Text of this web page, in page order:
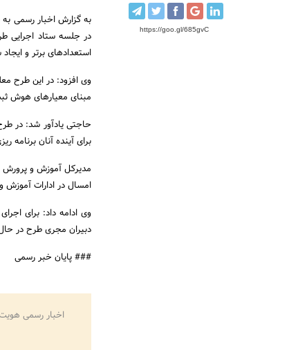
https://goo.gl/685gvC
به گزارش اخبار رسمی
در جلسه ستاد اجرایی
استعدادهای برتر و
وی افزود: در این طرح
مبنای معیارهای هوش
حاجتی یادآور شد: در
برای آینده آنان برنامه
مدیرکل آموزش و پرورش
امسال در ادارات
وی ادامه داد: برای
دبیران مجری طرح در
### پایان خبر رسمی
اخبار رسمی